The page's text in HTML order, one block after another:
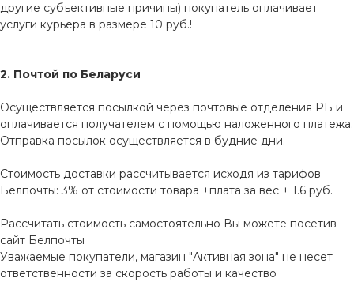
другие субъективные причины) покупатель оплачивает
услуги курьера в размере 10 руб.!
2. Почтой по Беларуси
Осуществляется посылкой через почтовые отделения РБ и
оплачивается получателем с помощью наложенного платежа.
Отправка посылок осуществляется в будние дни.
Стоимость доставки рассчитывается исходя из тарифов
Белпочты: 3% от стоимости товара +плата за вес + 1.6 руб.
Рассчитать стоимость самостоятельно Вы можете посетив
сайт Белпочты
Уважаемые покупатели, магазин "Активная зона" не несет
ответственности за скорость работы и качество